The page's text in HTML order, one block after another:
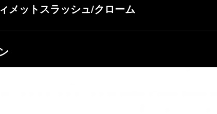
メットスラッシュ/クローム